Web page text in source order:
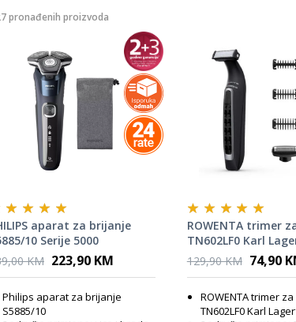
pronađenih proizvoda
aparat za brijanje
10 Serije 5000
KM 223,90 KM
Philips aparat za brijanje
S5885/10
ROWENTA trimer
TN602LF0 Karl
129,90 KM 74,90
ROWENTA trimer
TN602LF0 Karl